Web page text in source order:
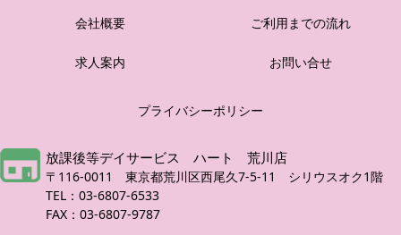
会社概要 ご利用までの流れ
求人案内 お問い合せ
プライバシーポリシー
放課後等デイサービス ハート 荒川店
〒116-0011 東京都荒川区西尾久7-5-11 シリウスオク1階
TEL：03-6807-6533
FAX：03-6807-9787